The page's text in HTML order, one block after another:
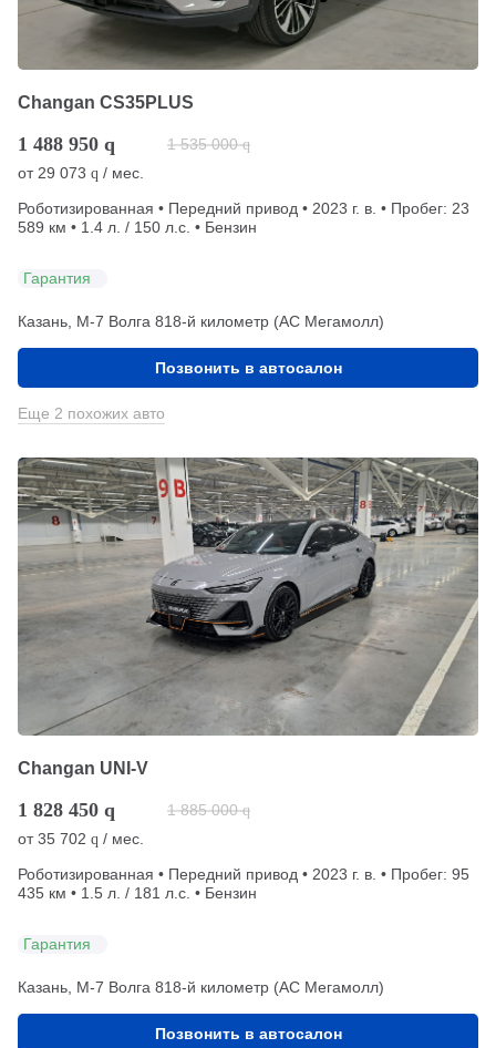
Changan CS35PLUS
1 488 950 q 1 535 000 q
от29 073 q / мес.
Роботизированная • Передний привод • 2023 г. в. • Пробег: 23
589 км • 1.4 л. / 150 л.с. • Бензин
Гарантия
Казань, М-7 Волга 818-й километр (АС Мегамолл)
Позвонить в автосалон
Еще 2 похожих авто
Changan UNI-V
1 828 450 q 1 885 000 q
от35 702 q / мес.
Роботизированная • Передний привод • 2023 г. в. • Пробег: 95
435 км • 1.5 л. / 181 л.с. • Бензин
Гарантия
Казань, М-7 Волга 818-й километр (АС Мегамолл)
Позвонить в автосалон